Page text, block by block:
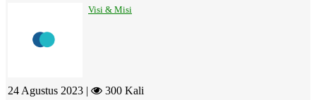
Visi & Misi
24 Agustus 2023 | 300 Kali